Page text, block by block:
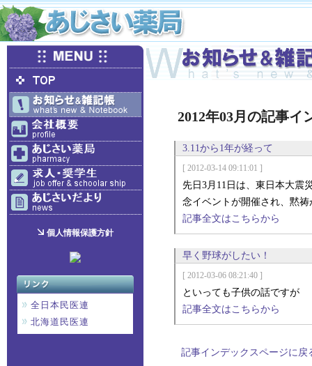
個人情報保護方針
全日本民医連
北海道民医連
2012年03月の記事イ
3.11から1年が経って
[ 2012-03-14 09:11:01 ]
先日3月11日は、東日本大震
念イベントが開催され、黙
記事全文はこちらから
早く野球がしたい！
[ 2012-03-06 08:21:40 ]
といっても子供の話ですが
記事全文はこちらから
記事インデックスページに戻